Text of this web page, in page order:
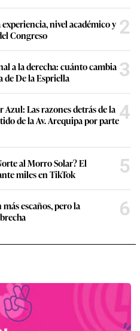
nivel académico y
Congreso
2
a la derecha: cuánto cambia
De la Espriella
3
Las razones detrás de la
de la Av. Arequipa por parte4
al Morro Solar? El
miles en TikTok
5
escaños, pero la
6